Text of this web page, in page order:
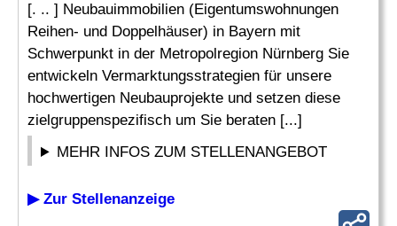
[. .. ] Neubauimmobilien (Eigentumswohnungen
Reihen- und Doppelhäuser) in Bayern mit
Schwerpunkt in der Metropolregion Nürnberg Sie
entwickeln Vermarktungsstrategien für unsere
hochwertigen Neubauprojekte und setzen diese
zielgruppenspezifisch um Sie beraten [...]
MEHR INFOS ZUM STELLENANGEBOT
▶ Zur Stellenanzeige